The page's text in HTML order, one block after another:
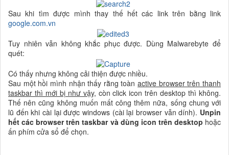
Sau khi tìm được mình thay thế hết các link trên bằng link
google.com.vn
Tuy nhiên vẫn không khắc phục được. Dùng Malwarebyte để
quét:
Có thấy nhưng không cải thiện được nhiều.
Sau một hồi mình nhận thấy rằng toànactive browser trên thanh
taskbar thì mới bị như vậy, còn click icon trên desktop thì không.
Thế nên cũng không muốn mất công thêm nữa, sống chung với
lũ đến khi cài lại được windows (cài lại browser vẫn dính). Unpin
hết các browser trên taskbar và dùng icon trên desktop hoặc
ấn phím cửa sổ để chọn.